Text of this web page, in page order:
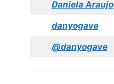
Daniela Araujo
danyogave
@danyogave